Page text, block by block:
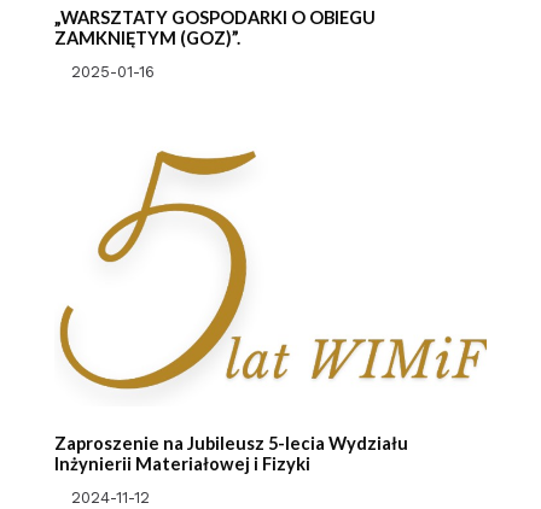
„WARSZTATY GOSPODARKI O OBIEGU
ZAMKNIĘTYM (GOZ)”.
2025-01-16
Zaproszenie na Jubileusz 5-lecia Wydziału
Inżynierii Materiałowej i Fizyki
2024-11-12